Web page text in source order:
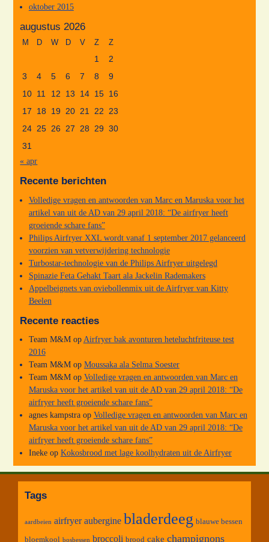
oktober 2015
augustus 2026
M D W D V Z Z
1
2
3
4 5 6 7 8
9
10 11 12 13 14 15 16
17
18 19 20 21 22
23
24 25 26 27 28 29 30
31
« apr
Recente berichten
Volledige vragen en antwoorden van Marc en Maruska voor het
artikel van uit de AD van 29 april 2018: “De airfryer heeft
groeiende schare fans”
Philips Airfryer XXL wordt vanaf 1 september 2017 gelanceerd
voorzien van vetverwijdering technologie
Turbostar-technologie van de Philips Airfryer uitgelegd
Spinazie Feta Gehakt Taart ala Jackelin Rademakers
Appelbeignets van oviebollenmix uit de Airfryer van Kitty
Beelen
Recente reacties
Team M&Mop Airfryer bak avonturen heteluchtfriteuse test
2016
Team M&Mop Moussaka ala Selma Soester
Team M&Mop Volledige vragen en antwoorden van Marc en
Maruska voor het artikel van uit de AD van 29 april 2018: “De
airfryer heeft groeiende schare fans”
agnes kampstraop Volledige vragen en antwoorden van Marc en
Maruska voor het artikel van uit de AD van 29 april 2018: “De
airfryer heeft groeiende schare fans”
Inekeop Kokosbrood met lage koolhydraten uit de Airfryer
Tags
aardbeien airfryer aubergine bladerdeeg blauwe bessen
bloemkool bosbessen broccoli brood cake champignons